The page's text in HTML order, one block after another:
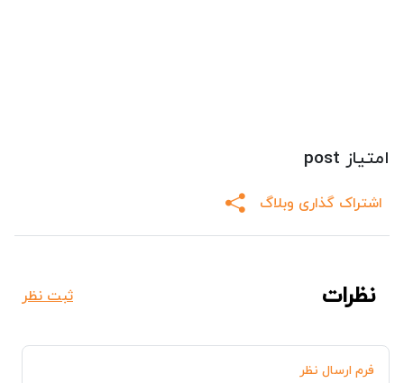
امتیاز post
اشتراک گذاری وبلاگ
نظرات ثبت نظر
فرم ارسال نظر